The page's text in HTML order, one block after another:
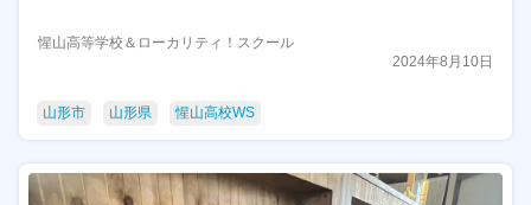
惺山高等学校＆ローカリティ！スクール
2024年8月10日
山形市 山形県 惺山高校WS